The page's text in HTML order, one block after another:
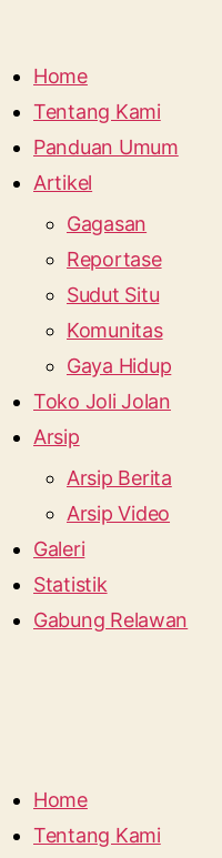
Home
Tentang Kami
Panduan Umum
Artikel
Gagasan
Reportase
Sudut Situ
Komunitas
Gaya Hidup
Toko Joli Jolan
Arsip
Arsip Berita
Arsip Video
Galeri
Statistik
Gabung Relawan
Home
Tentang Kami